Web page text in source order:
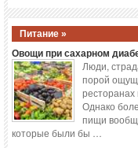
Питание »
Овощи при сахарном
Люди,
порой
Однако
пищи
которые были бы …